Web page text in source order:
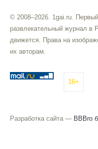
© 2008–2026. 1gai.ru.
развлекательный журнал в
движется. Права на
их авторам.
16+
Разработка сайта — BBBro